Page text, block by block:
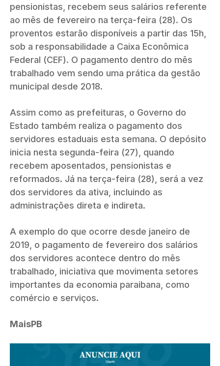
pensionistas, recebem seus salários referente
ao mês de fevereiro na terça-feira (28). Os
proventos estarão disponíveis a partir das 15h,
sob a responsabilidade a Caixa Econômica
Federal (CEF). O pagamento dentro do mês
trabalhado vem sendo uma prática da gestão
municipal desde 2018.
Assim como as prefeituras, o Governo do
Estado também realiza o pagamento dos
servidores estaduais esta semana. O depósito
inicia nesta segunda-feira (27), quando
recebem aposentados, pensionistas e
reformados. Já na terça-feira (28), será a vez
dos servidores da ativa, incluindo as
administrações direta e indireta.
A exemplo do que ocorre desde janeiro de
2019, o pagamento de fevereiro dos salários
dos servidores acontece dentro do mês
trabalhado, iniciativa que movimenta setores
importantes da economia paraibana, como
comércio e serviços.
MaisPB